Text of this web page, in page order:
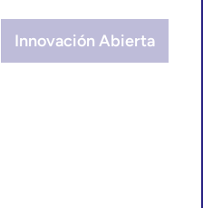
Innovación Abierta